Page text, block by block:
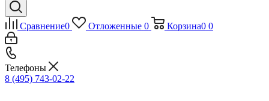
Сравнение0 Отложенные 0 Корзина0 0
Телефоны
8 (495) 743-02-22